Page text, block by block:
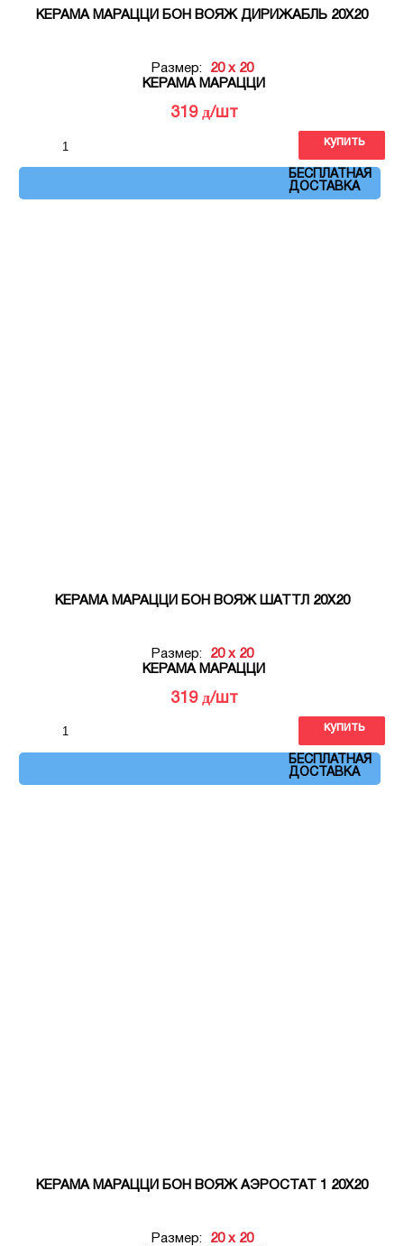
КЕРАМА МАРАЦЦИ БОН ВОЯЖ ДИРИЖАБЛЬ 20Х20
Размер:
20 x 20
КЕРАМА МАРАЦЦИ
319 д/шт
БЕСПЛАТНАЯ
ДОСТАВКА
купить
КЕРАМА МАРАЦЦИ БОН ВОЯЖ ШАТТЛ 20Х20
Размер:
20 x 20
КЕРАМА МАРАЦЦИ
319 д/шт
БЕСПЛАТНАЯ
ДОСТАВКА
купить
КЕРАМА МАРАЦЦИ БОН ВОЯЖ АЭРОСТАТ 1 20Х20
Размер:
20 x 20